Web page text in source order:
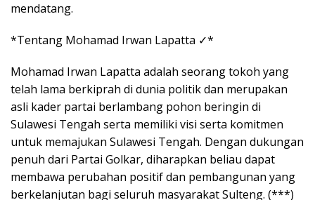
mendatang.
*Tentang Mohamad Irwan Lapatta ✓*
Mohamad Irwan Lapatta adalah seorang tokoh yang
telah lama berkiprah di dunia politik dan merupakan
asli kader partai berlambang pohon beringin di
Sulawesi Tengah serta memiliki visi serta komitmen
untuk memajukan Sulawesi Tengah. Dengan dukungan
penuh dari Partai Golkar, diharapkan beliau dapat
membawa perubahan positif dan pembangunan yang
berkelanjutan bagi seluruh masyarakat Sulteng. (***)